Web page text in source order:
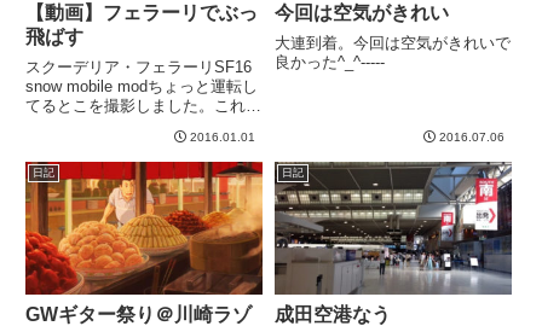
【動画】フェラーリでぶっ
飛ばす
スクーデリア・フェラーリSF16
snow mobile modちょっと運転し
てるとこを撮影しました。これが
す。どうですか、この加速
感。。。その後クラッシュした動
画もありますが、間違えて画面が
横になっちゃった。ふ...
2016.01.01
今回は空気がきれい
大連到着。今回は空気がきれいで
良かった^_^-----
2016.07.06
日記
GWギター祭り＠川崎ラゾ
日記
成田空港なう